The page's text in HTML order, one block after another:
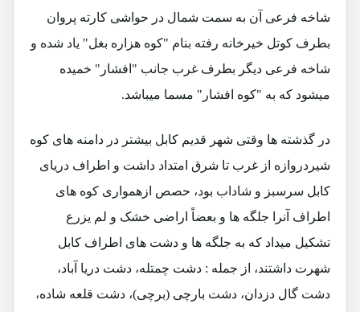
شاخه فرعی آن به سمت شمال در حواشی کارته پروان
بطرف کوتل خیرخانه رفته بنام "کوه هزاره بغل" یاد شده و
شاخه فرعی دیگر بطرف غرب جانب "افشار" خمیده
میشود که به "کوه افشار" مسما میباشد.
در گذشته ها وقتی شهر قدیم کابل بیشتر در دامنه های کوه
شیردروازه از غرب تا شرق امتداد داشت و اطراف دریای
کابل سرسبز و شاداب بود، حصص ازهمواری کوه های
اطراف آنرا جلگه ها و بعضاً اراضی خشک و لم یزرع
تشکیل میداد که به جلگه ها و دشت های اطراف کابل
شهرت داشتند، از جمله : دشت چمتله، دشت دریا آباد،
دشت گال دزدان، دشت بارچی (برچی)، دشت قلعه شاده،